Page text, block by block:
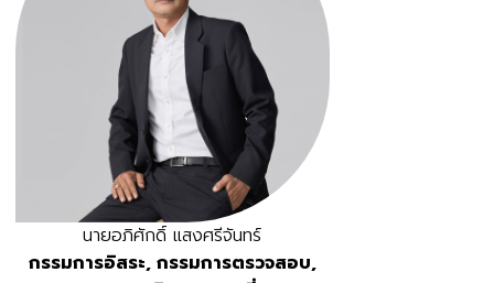
นายอภิศักดิ์ แสงศรีจันทร์
กรรมการอิสระ, กรรมการตรวจสอบ,